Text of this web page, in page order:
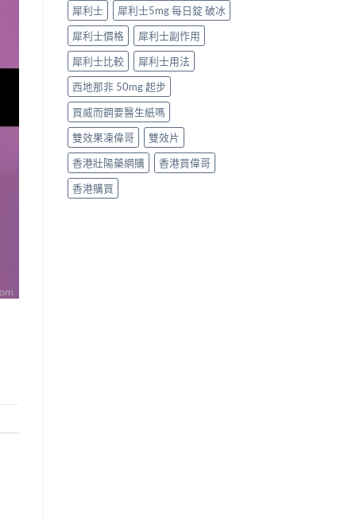
犀利士
犀利士5mg 每日錠 破冰
犀利士價格
犀利士副作用
犀利士比較
犀利士用法
西地那非 50mg 起步
買威而鋼要醫生紙嗎
雙效果凍偉哥
雙效片
香港壯陽藥網購
香港買偉哥
香港購買